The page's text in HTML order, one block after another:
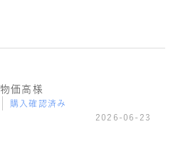
物価高様
購入確認済み
2026-06-23